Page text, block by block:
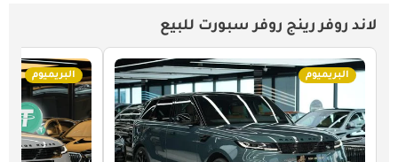
لاند روفر رينج روفر سبورت للبيع
البريميوم البريميوم